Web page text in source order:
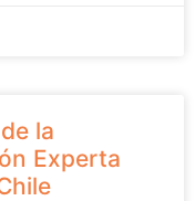
la
Experta